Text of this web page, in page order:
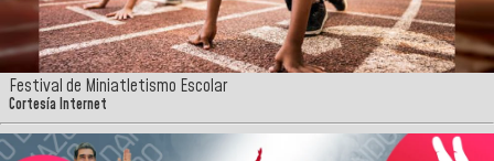
Festival de Miniatletismo Escolar
Cortesía Internet